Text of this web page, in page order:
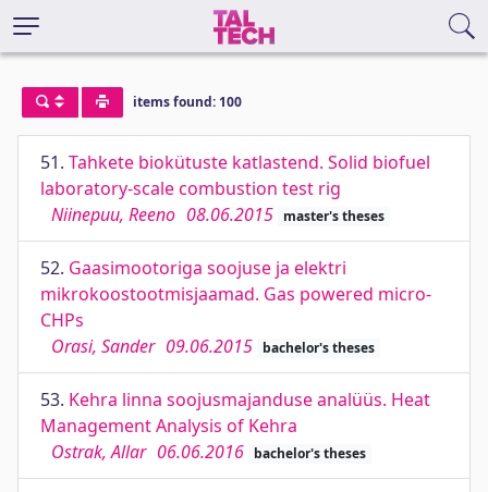
items found: 100
51. Tahkete biokütuste katlastend. Solid biofuel
laboratory-scale combustion test rig
Niinepuu, Reeno 08.06.2015 master's theses
52. Gaasimootoriga soojuse ja elektri
mikrokoostootmisjaamad. Gas powered micro-
CHPs
Orasi, Sander 09.06.2015 bachelor's theses
53. Kehra linna soojusmajanduse analüüs. Heat
Management Analysis of Kehra
Ostrak, Allar 06.06.2016 bachelor's theses